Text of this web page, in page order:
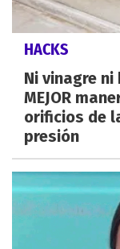
HACKS
Ni vinagre
MEJOR
orificios de
presión